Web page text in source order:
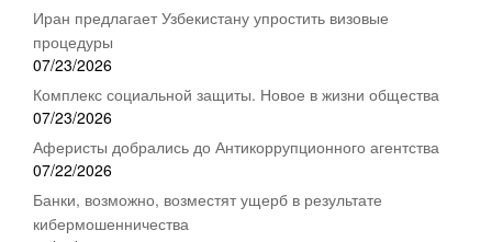
Иран предлагает Узбекистану упростить визовые
процедуры
07/23/2026
Комплекс социальной защиты. Новое в жизни общества
07/23/2026
Аферисты добрались до Антикоррупционного агентства
07/22/2026
Банки, возможно, возместят ущерб в результате
кибермошенничества